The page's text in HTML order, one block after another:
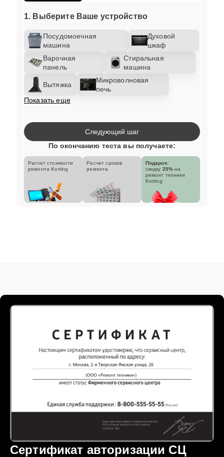
1. Выберите Ваше устройство
Посудомоечная
машина
Духовой
шкаф
Варочная
панель
Стиральная
машина
Вытяжка
Микроволновая
печь
Показать еще
Следующий шаг
По окончанию теста вы получаете:
Расчет стоимости
ремонта Korting
Расчет сроков
ремонта
Подарок:
скидку 25% на
ремонт техники
Korting
Сертификат авторизации СЦ